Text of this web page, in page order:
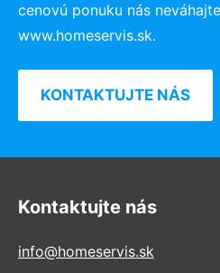
cenovú ponuku nás
www.homeservis.sk.
KONTAKTUJTE NÁS
Kontaktujte nás
info@homeservis.sk